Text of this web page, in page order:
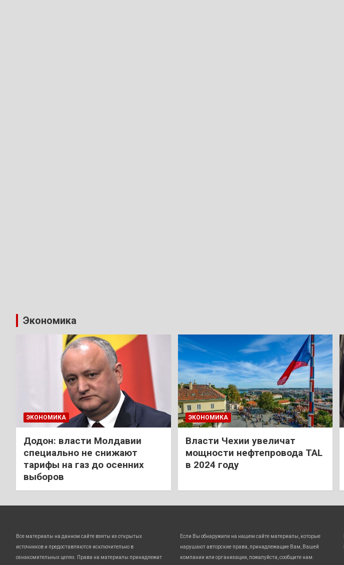
Экономика
ЭКОНОМИКА
Додон: власти Молдавии
специально не снижают
тарифы на газ до осенних
выборов
ЭКОНОМИКА
Власти Чехии увеличат
мощности нефтепровода TAL
в 2024 году
Все материалы на данном сайте взяты из открытых
источников и предоставляются исключительно в
ознакомительных целях. Права на материалы принадлежат
Если Вы обнаружили на нашем сайте материалы, которые
нарушают авторские права, принадлежащие Вам, Вашей
компании или организации, пожалуйста, сообщите нам.